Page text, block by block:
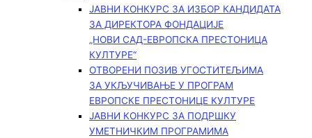
ЈАВНИ КОНКУРС ЗА ИЗБОР КАНДИДАТА
ЗА ДИРЕКТОРА ФОНДАЦИЈЕ
„НОВИ САД-ЕВРОПСКА ПРЕСТОНИЦА
КУЛТУРЕ“
ОТВОРЕНИ ПОЗИВ УГОСТИТЕЉИМА
ЗА УКЉУЧИВАЊЕ У ПРОГРАМ
ЕВРОПСКЕ ПРЕСТОНИЦЕ КУЛТУРЕ
ЈАВНИ КОНКУРС ЗА ПОДРШКУ
УМЕТНИЧКИМ ПРОГРАМИМА